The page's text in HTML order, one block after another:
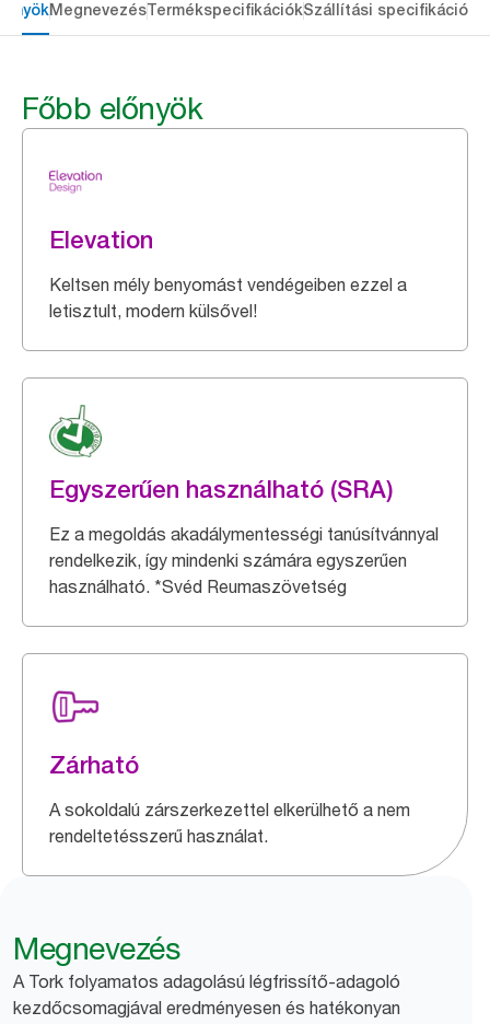
MegnevezésTermékspecifikációkSzállítási specifikációk
Főbb előnyök
Elevation
Keltsen mély benyomást vendégeiben ezzel a
letisztult, modern külsővel!
Egyszerűen használható (SRA)
Ez a megoldás akadálymentességi tanúsítvánnyal
rendelkezik, így mindenki számára egyszerűen
használható. *Svéd Reumaszövetség
Zárható
A sokoldalú zárszerkezettel elkerülhető a nem
rendeltetésszerű használat.
Megnevezés
A Tork folyamatos adagolású légfrissítő-adagoló
kezdőcsomagjával eredményesen és hatékonyan